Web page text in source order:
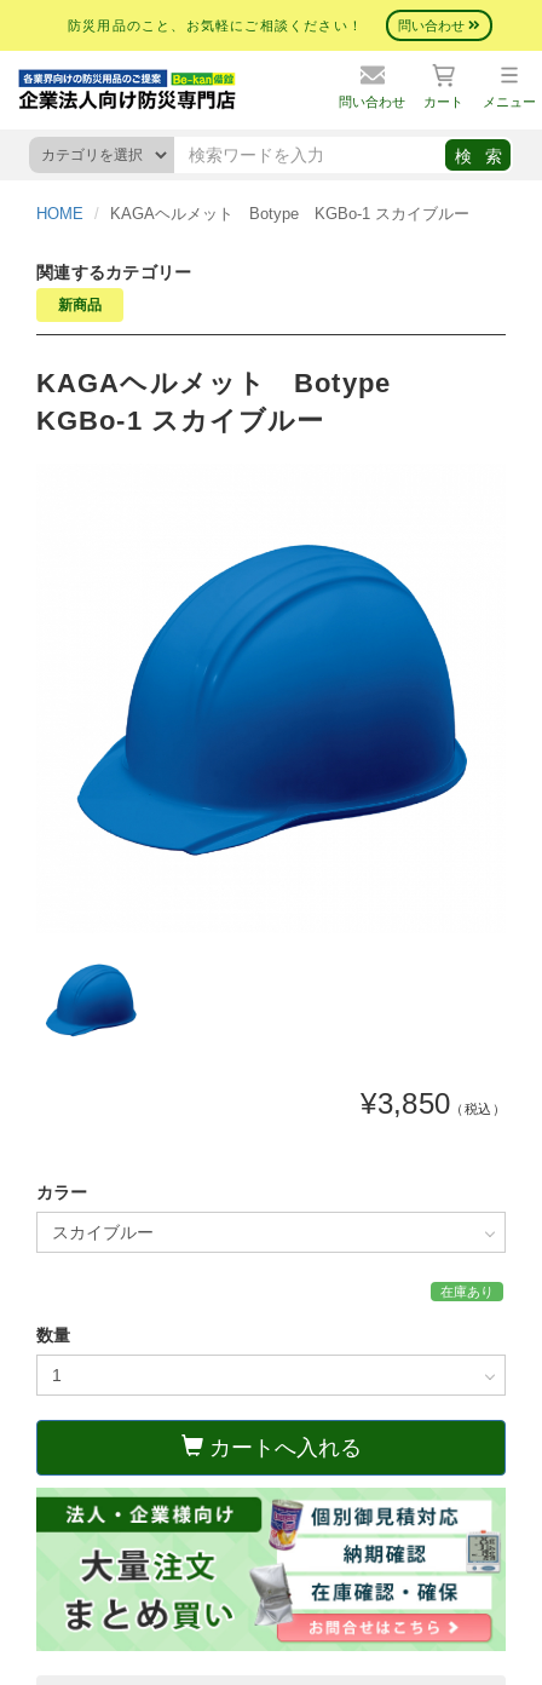
防災用品のこと、お気軽にご相談ください！ 問い合わせ
問い合わせ カート メニュー
HOME KAGAヘルメット Botype KGBo-1 スカイブルー
関連するカテゴリー
新商品
KAGAヘルメット Botype
KGBo-1 スカイブルー
¥3,850 （税込）
カラー
在庫あり
数量
カートへ入れる